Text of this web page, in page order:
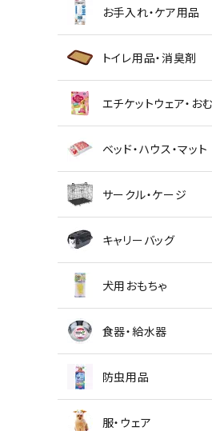
お手入れ・ケア用品
トイレ用品・消臭剤
エチケットウェア・お
ベッド・ハウス・マット
サークル・ケージ
キャリーバッグ
犬用おもちゃ
食器・給水器
防虫用品
服・ウェア